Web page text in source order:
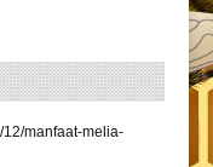
manfaat-melia-